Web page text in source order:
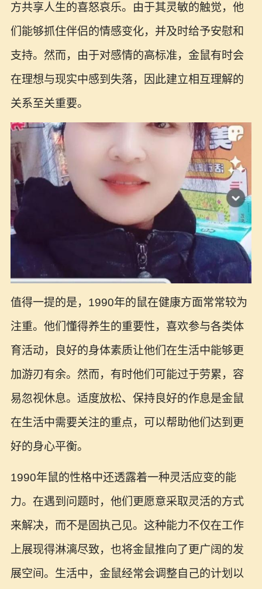
方共享人生的喜怒哀乐。由于其灵敏的触觉，他
们能够抓住伴侣的情感变化，并及时给予安慰和
支持。然而，由于对感情的高标准，金鼠有时会
在理想与现实中感到失落，因此建立相互理解的
关系至关重要。
值得一提的是，1990年的鼠在健康方面常常较为
注重。他们懂得养生的重要性，喜欢参与各类体
育活动，良好的身体素质让他们在生活中能够更
加游刃有余。然而，有时他们可能过于劳累，容
易忽视休息。适度放松、保持良好的作息是金鼠
在生活中需要关注的重点，可以帮助他们达到更
好的身心平衡。
1990年鼠的性格中还透露着一种灵活应变的能
力。在遇到问题时，他们更愿意采取灵活的方式
来解决，而不是固执己见。这种能力不仅在工作
上展现得淋漓尽致，也将金鼠推向了更广阔的发
展空间。生活中，金鼠经常会调整自己的计划以